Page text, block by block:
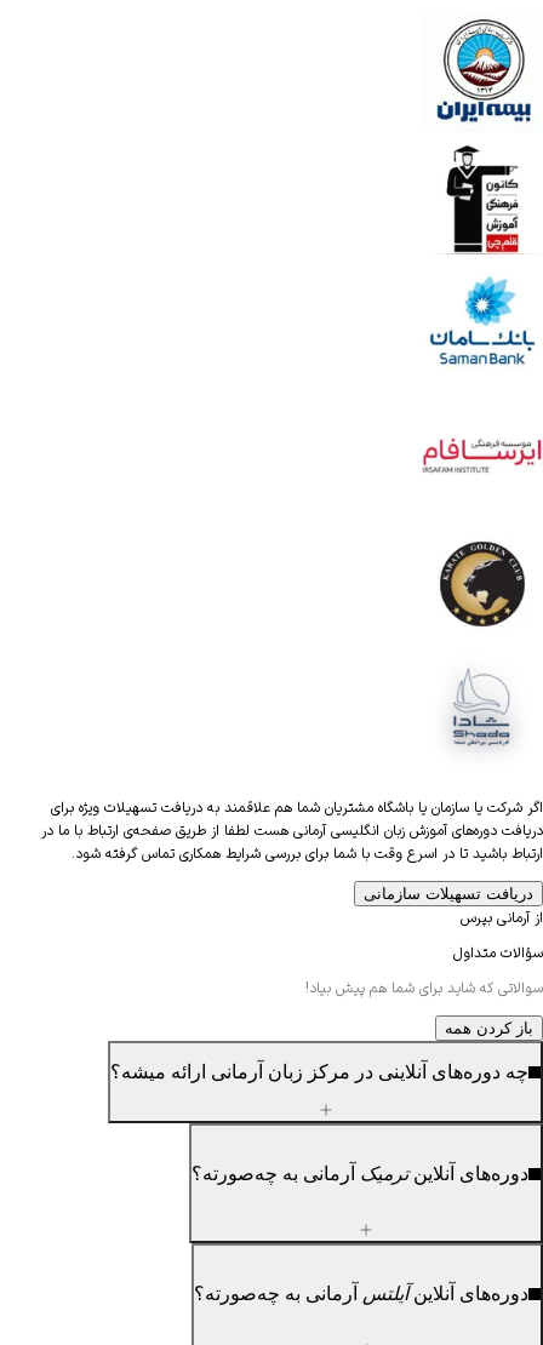
یا سازمان یا باشگاه مشتریان شما هم علاقمند به دریافت تسهیلات ویژه برای
دوره‌های آموزش زبان انگلیسی آرمانی هست لطفا از طریق صفحه‌ی ارتباط با ما در
باشید تا در اسرع وقت با شما برای بررسی شرایط همکاری تماس گرفته شود.
تسهیلات سازمانی
بپرس
متداول
که شاید برای شما هم پیش بیاد!
کردن همه
دوره‌های آنلاینی در مرکز زبان آرمانی ارائه میشه؟
آنلاینترمیکآرمانی به چه‌صورته؟
آنلاینآیلتسآرمانی به چه‌صورته؟